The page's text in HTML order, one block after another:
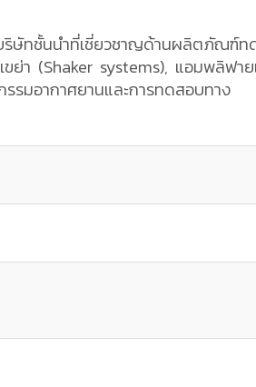
ริษัทชั้นนำที่เชี่ยวชาญด้านผลิตภัณฑ์ท
ย่า (Shaker systems), แอมพลิฟาย
รรมอากาศยานและการทดสอบทาง